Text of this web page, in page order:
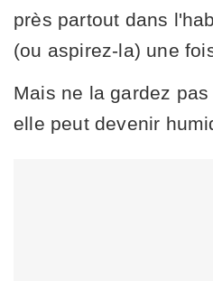
près partout dans
(ou aspirez-la) une
Mais ne la gardez
elle peut devenir